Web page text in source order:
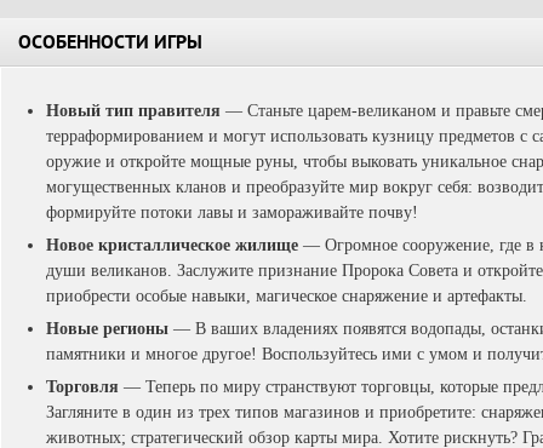
ОСОБЕННОСТИ ИГРЫ
Новый тип правителя — Станьте царем-великаном и правьте
терраформированием и могут использовать кузницу предметов с
оружие и откройте мощные руны, чтобы выковать уникальное
могущественных кланов и преобразуйте мир вокруг себя:
формируйте потоки лавы и замораживайте почву!
Новое кристаллическое жилище — Огромное сооружение, где в
души великанов. Заслужите признание Пророка Совета и
приобрести особые навыки, магическое снаряжение и артефакты.
Новые регионы — В ваших владениях появятся водопады,
памятники и многое другое! Воспользуйтесь ими с умом и
Торговля — Теперь по миру странствуют торговцы, которые
Загляните в один из трех типов магазинов и приобретите:
животных; стратегический обзор карты мира. Хотите рискнуть?